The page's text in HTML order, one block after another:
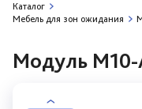
Каталог
Мебель для зон ожидания
Модуль M10-